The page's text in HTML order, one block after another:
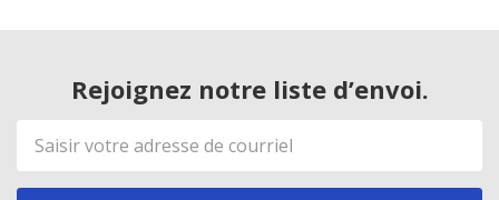
Rejoignez notre liste d’envoi.
Adresse
de
courriel